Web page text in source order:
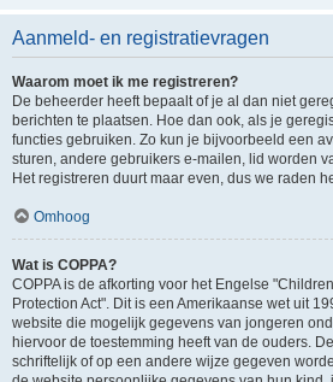
Aanmeld- en registratievragen
Waarom moet ik me registreren?
De beheerder heeft bepaalt of je al dan niet
berichten te plaatsen. Hoe dan ook, als je
functies gebruiken. Zo kun je bijvoorbeeld een
sturen, andere gebruikers e-mailen, lid worden
Het registreren duurt maar even, dus we raden
Omhoog
Wat is COPPA?
COPPA is de afkorting voor het Engelse
Protection Act". Dit is een Amerikaanse wet uit
website die mogelijk gegevens van jongeren
hiervoor de toestemming heeft van de ouders.
schriftelijk of op een andere wijze gegeven